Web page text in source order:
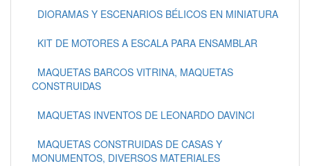
DIORAMAS Y ESCENARIOS BÉLICOS EN MINIATURA
KIT DE MOTORES A ESCALA PARA ENSAMBLAR
MAQUETAS BARCOS VITRINA, MAQUETAS
CONSTRUIDAS
MAQUETAS INVENTOS DE LEONARDO DAVINCI
MAQUETAS CONSTRUIDAS DE CASAS Y
MONUMENTOS, DIVERSOS MATERIALES